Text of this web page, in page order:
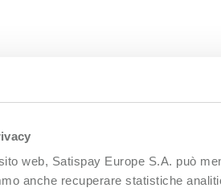
web, Satispay Europe S.A. può
anche recuperare statistiche